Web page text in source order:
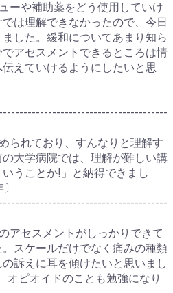
ーや補助薬をどう使用していけ
は理解できなかったので、今日
した。緩和についてあまり知ら
アセスメントできるところは情
えていけるようにしたいと思
られており、すんなりと理解す
大学病院では、理解が難しい講
うことか!」と納得できまし
アセスメントがしっかりできて
スケールだけでなく痛みの種類
訴えに耳を傾けたいと思いまし
オピオイドのことも勉強になり